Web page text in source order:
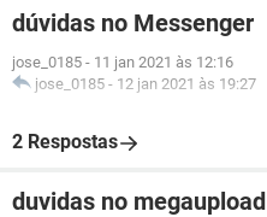
dúvidas no Messenger
jose_0185 - 11 jan 2021 às 12:16
jose_0185 - 12 jan 2021 às 19:27
2 Respostas
duvidas no megaupload